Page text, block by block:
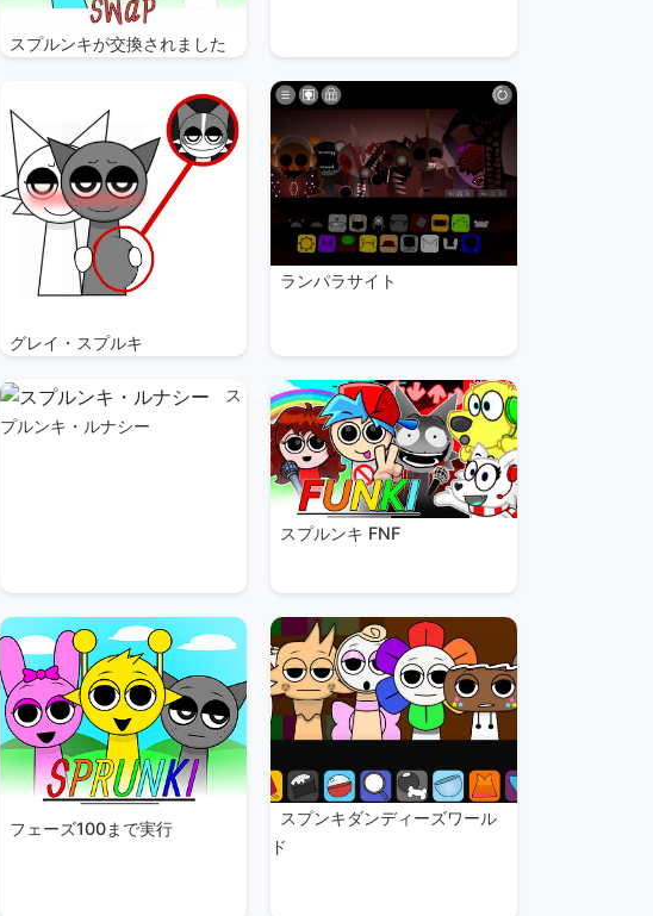
スプルンキが交換されました
グレイ・スプルキ
ランパラサイト
ス
プルンキ・ルナシー
スプルンキ FNF
フェーズ100まで実行
スプンキダンディーズワール
ド